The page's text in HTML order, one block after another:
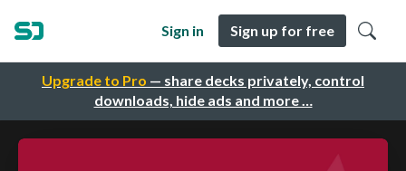
Upgrade to Pro — share decks privately, control
downloads, hide ads and more …
Sign in Sign up for free